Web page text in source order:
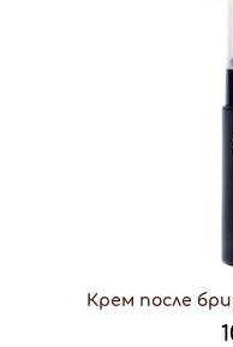
Крем после